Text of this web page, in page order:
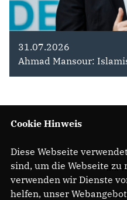
31.07.2026
Ahmad Mansour:
Cookie Hinweis
Diese Webseite
sind, um die Webseite zu
verwenden wir Dienste
helfen, unser